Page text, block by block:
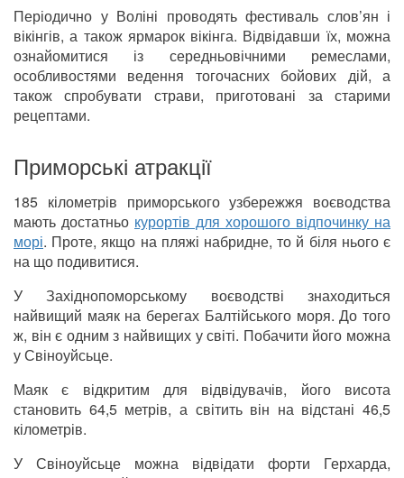
Періодично у Воліні проводять фестиваль слов’ян і
вікінгів, а також ярмарок вікінга. Відвідавши їх, можна
ознайомитися із середньовічними ремеслами,
особливостями ведення тогочасних бойових дій, а
також спробувати страви, приготовані за старими
рецептами.
Приморські атракції
185 кілометрів приморського узбережжя воєводства
мають достатньо курортів для хорошого відпочинку на
морі. Проте, якщо на пляжі набридне, то й біля нього є
на що подивитися.
У Західнопоморському воєводстві знаходиться
найвищий маяк на берегах Балтійського моря. До того
ж, він є одним з найвищих у світі. Побачити його можна
у Свіноуйсьце.
Маяк є відкритим для відвідувачів, його висота
становить 64,5 метрів, а світить він на відстані 46,5
кілометрів.
У Свіноуйсьце можна відвідати форти Герхарда,